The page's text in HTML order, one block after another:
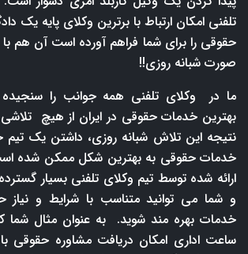
تلفنی امکان ارتباط با برترین وکلای پایه یک
حقوقی را برای شما فراهم آورده است آن هم
صورت شبانه روزی!!
ما در وکلای تلفنی همه جوانب را سنجیده
بهترین خدمات حقوقی در ایران از هیچ تلاشی
نتیجه این تلاش شبانه روزی، داشتن یک تیم
خدمات حقوقی به بهترین شکل ممکن شده
ارائه شده توسط تیم وکلای تلفنی بسیار
و شما می توانید متناسب با شرایط و نیاز
خدمات بهره مند شوید. به عنوان مثال شما
ساعت اداری امکان دریافت مشاوره حقوقی